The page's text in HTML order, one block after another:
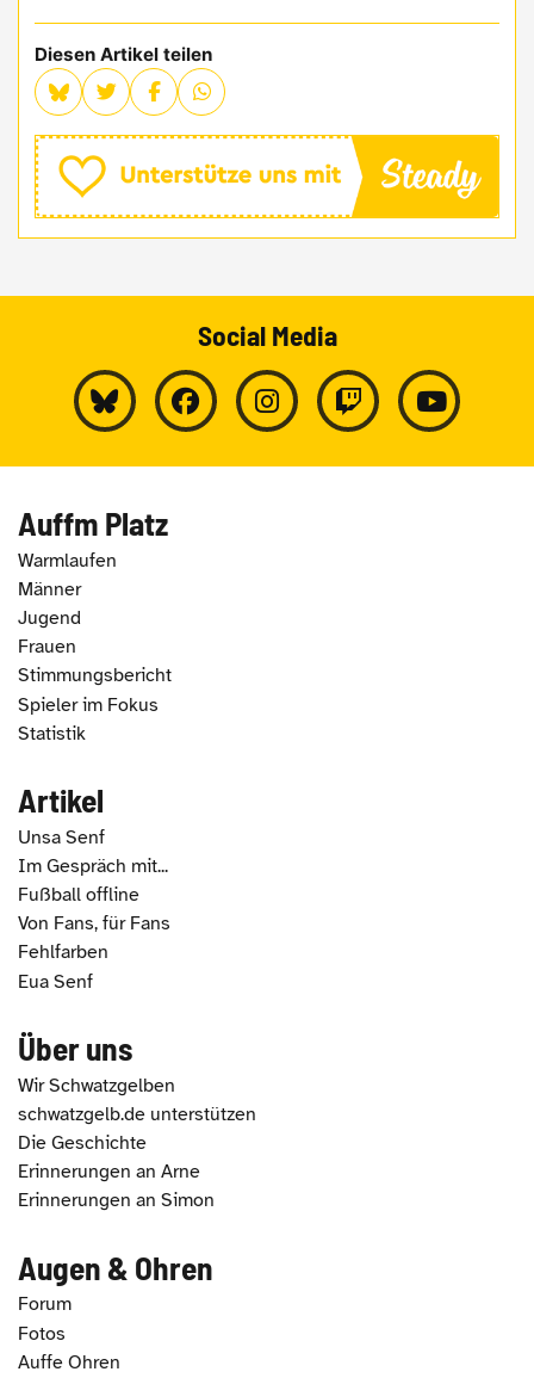
Diesen Artikel teilen
Social Media
Auffm Platz
Warmlaufen
Männer
Jugend
Frauen
Stimmungsbericht
Spieler im Fokus
Statistik
Artikel
Unsa Senf
Im Gespräch mit...
Fußball offline
Von Fans, für Fans
Fehlfarben
Eua Senf
Über uns
Wir Schwatzgelben
schwatzgelb.de unterstützen
Die Geschichte
Erinnerungen an Arne
Erinnerungen an Simon
Augen & Ohren
Forum
Fotos
Auffe Ohren